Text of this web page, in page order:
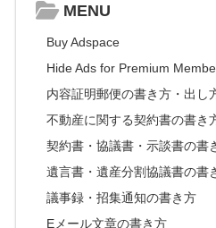
MENU
Buy Adspace
Hide Ads for Premium
内容証明郵便の書き方・出し
不動産に関する契約書の書き
契約書・協議書・示談書の書
遺言書・遺産分割協議書の書
議事録・招集通知の書き方
Eメール文章の書き方